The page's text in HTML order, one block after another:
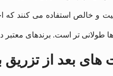
و خالص استفاده می‌ کنند
طولانی ‌تر است. برندهای
‌های بعد از تزریق